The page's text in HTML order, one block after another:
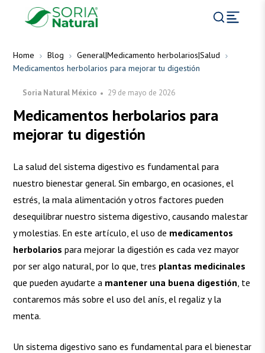
Home Blog
General|Medicamento herbolarios|Salud
Medicamentos herbolarios para mejorar tu digestión
Soria Natural México 29 de mayo de 2026
Medicamentos herbolarios para
mejorar tu digestión
La salud del sistema digestivo es fundamental para
nuestro bienestar general. Sin embargo, en ocasiones, el
estrés, la mala alimentación y otros factores pueden
desequilibrar nuestro sistema digestivo, causando malestar
y molestias. En este artículo, el uso de medicamentos
herbolarios para mejorar la digestión es cada vez mayor
por ser algo natural, por lo que, tres plantas medicinales
que pueden ayudarte a mantener una buena digestión, te
contaremos más sobre el uso del anís, el regaliz y la
menta.
Un sistema digestivo sano es fundamental para el bienestar